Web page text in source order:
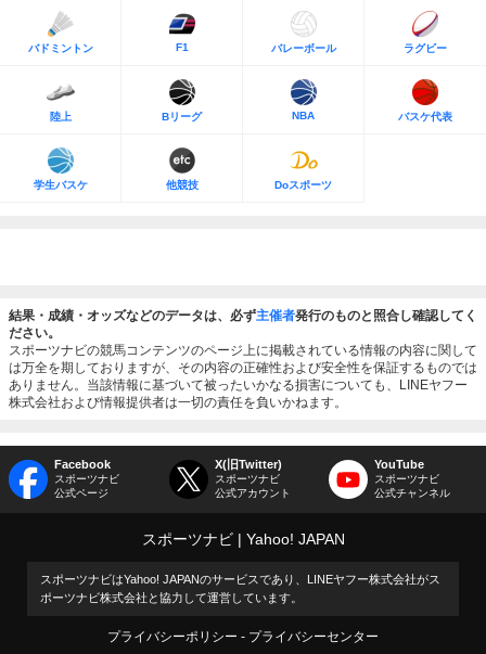
バドミントン F1 バレーボール ラグビー
陸上 Bリーグ NBA バスケ代表
学生バスケ 他競技 Doスポーツ
結果・成績・オッズなどのデータは、必ず主催者発行のものと照合し確認してく
ださい。
スポーツナビの競馬コンテンツのページ上に掲載されている情報の内容に関して
は万全を期しておりますが、その内容の正確性および安全性を保証するものでは
ありません。当該情報に基づいて被ったいかなる損害についても、LINEヤフー
株式会社および情報提供者は一切の責任を負いかねます。
Facebook
スポーツナビ
公式ページ
X(旧Twitter)
スポーツナビ
公式アカウント
YouTube
スポーツナビ
公式チャンネル
スポーツナビ Yahoo! JAPAN
スポーツナビはYahoo! JAPANのサービスであり、LINEヤフー株式会社がス
ポーツナビ株式会社と協力して運営しています。
プライバシーポリシー プライバシーセンター